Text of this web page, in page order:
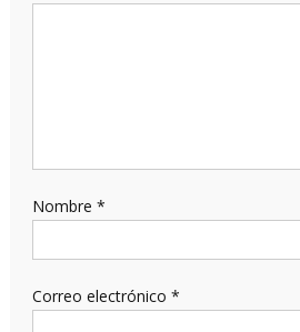
Nombre *
Correo electrónico *